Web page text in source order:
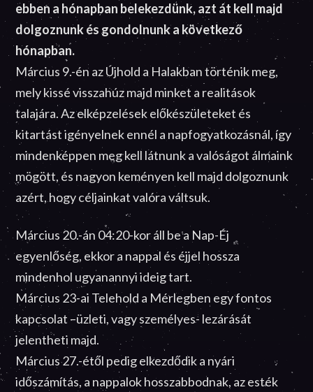
ebben a hónapban belekezdünk, azt át kell majd
dolgoznunk és gondolnunk a következő
hónapban.
Március 9.-én az Újhold a Halakban történik meg,
mely kissé visszahúz majd minket a realitások
talajára. Az elképzelések előkészületeket és
kitartást igényelnek ennél a napfogyatkozásnál, így
mindenképpen meg kell látnunk a valóságot álmaink
mögött, és nagyon keményen kell majd dolgoznunk
azért, hogy céljainkat valóra váltsuk.
Március 20.-án 04:20-kor áll be a Nap-Éj
egyenlőség, ekkor a nappal és éjjel hossza
mindenhol ugyanannyi ideig tart.
Március 23-ai Telehold a Mérlegben egy fontos
kapcsolat –üzleti, vagy személyes- lezárását
jelentheti majd.
Március 27.-étől pedig elkezdődik a nyári
időszámítás, a nappalok hosszabbodnak, az esték